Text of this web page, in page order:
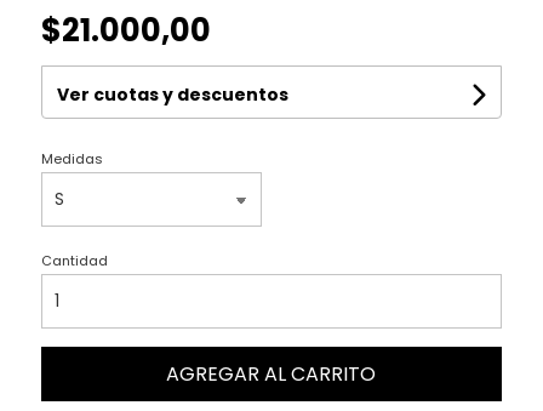
$21.000,00
Ver cuotas y descuentos
Medidas
Cantidad
AGREGAR AL CARRITO